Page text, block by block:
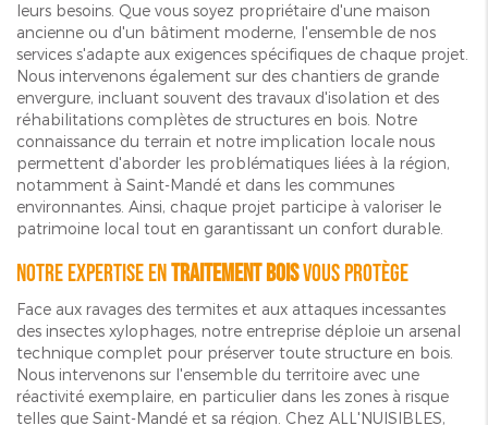
leurs besoins. Que vous soyez propriétaire d'une maison
ancienne ou d'un bâtiment moderne, l'ensemble de nos
services s'adapte aux exigences spécifiques de chaque projet.
Nous intervenons également sur des chantiers de grande
envergure, incluant souvent des travaux d'isolation et des
réhabilitations complètes de structures en bois. Notre
connaissance du terrain et notre implication locale nous
permettent d'aborder les problématiques liées à la région,
notamment à Saint-Mandé et dans les communes
environnantes. Ainsi, chaque projet participe à valoriser le
patrimoine local tout en garantissant un confort durable.
Notre expertise entraitement boisvous protège
Face aux ravages des termites et aux attaques incessantes
des insectes xylophages, notre entreprise déploie un arsenal
technique complet pour préserver toute structure en bois.
Nous intervenons sur l'ensemble du territoire avec une
réactivité exemplaire, en particulier dans les zones à risque
telles que Saint-Mandé et sa région. Chez ALL'NUISIBLES,